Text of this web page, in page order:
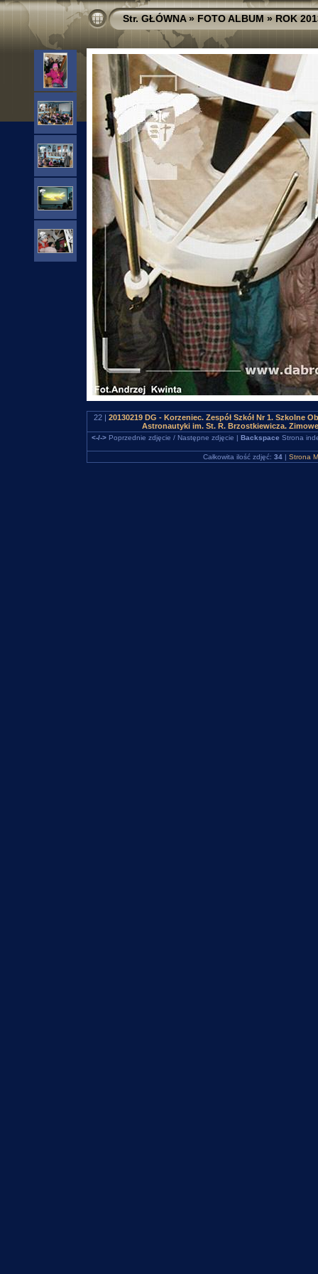
Str. GŁÓWNA»FOTO ALBUM»ROK
22 | 20130219 DG - Korzeniec. Zespół Szkół Nr 1.
Astronautyki im. St. R. Brzostkiewicza.
<-/->Poprzednie zdjęcie / Następne zdjęcie | Backspace Strona
Całkowita ilość zdjęć: 34 | Strona